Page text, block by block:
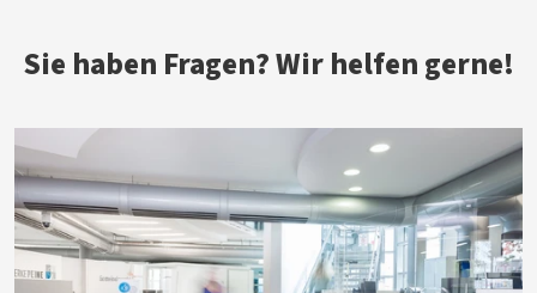
Sie haben Fragen? Wir helfen gerne!